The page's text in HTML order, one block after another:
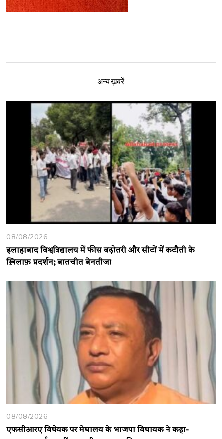
अन्य ख़बरें
08/08/2026
इलाहाबाद विश्वविद्यालय में फीस बढ़ोतरी और सीटों में कटौती के
ख़िलाफ़ प्रदर्शन; बातचीत बेनतीजा
08/08/2026
एफसीआरए विधेयक पर मेघालय के भाजपा विधायक ने कहा-